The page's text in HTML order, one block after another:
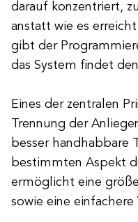
darauf konzentriert,
anstatt wie es
gibt der
das System findet
Eines der zentralen
Trennung der
besser handhabbare
bestimmten Aspekt
ermöglicht eine
sowie eine